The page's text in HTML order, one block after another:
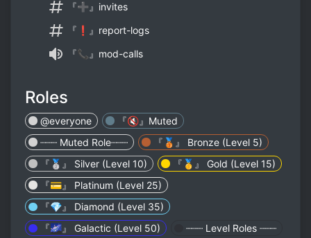
『➕』invites
『❗』report-logs
『📞』mod-calls
Roles
@everyone
『🔇』Muted
┈┈┈ Muted Role┈┈┈
『🥉』 Bronze (Level 5)
『🥈』 Silver (Level 10)
『🥇』 Gold (Level 15)
『💳』 Platinum (Level 25)
『💎』 Diamond (Level 35)
『🌌』 Galactic (Level 50)
┈┈┈ Level Roles ┈┈┈